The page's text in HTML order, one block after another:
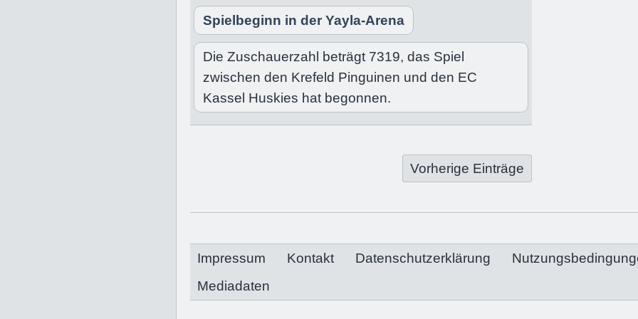
Spielbeginn in der Yayla-Arena
Die Zuschauerzahl beträgt 7319, das Spiel
zwischen den Krefeld Pinguinen und den EC
Kassel Huskies hat begonnen.
Vorherige Einträge
Impressum Kontakt Datenschutzerklärung
Mediadaten